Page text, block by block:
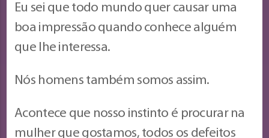
Eu sei que todo mundo quer causar uma
boa impressão quando conhece alguém
que lhe interessa.
Nós homens também somos assim.
Acontece que nosso instinto é procurar na
mulher que gostamos, todos os defeitos